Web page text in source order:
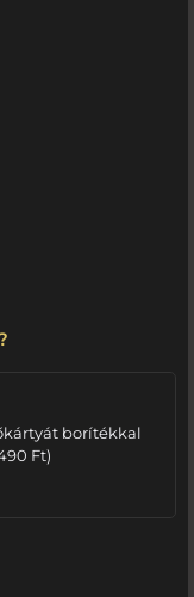
borítékkal
Ft)